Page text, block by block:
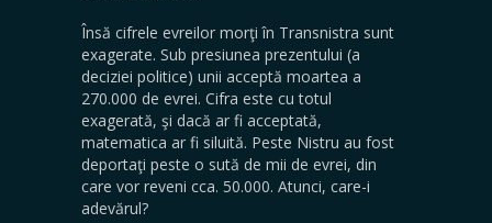
Însă cifrele evreilor morţi în Transnistra sunt
exagerate. Sub presiunea prezentului (a
deciziei politice) unii acceptă moartea a
270.000 de evrei. Cifra este cu totul
exagerată, şi dacă ar fi acceptată,
matematica ar fi siluită. Peste Nistru au fost
deportaţi peste o sută de mii de evrei, din
care vor reveni cca. 50.000. Atunci, care-i
adevărul?